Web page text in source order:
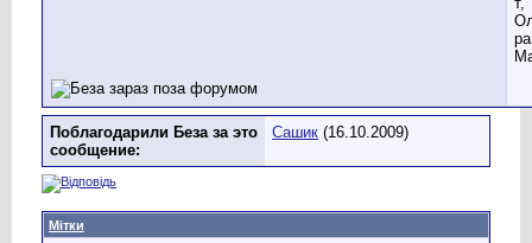
Поблагодарили Беза за это
сообщение:
Сашик (16.10.2009)
Мітки